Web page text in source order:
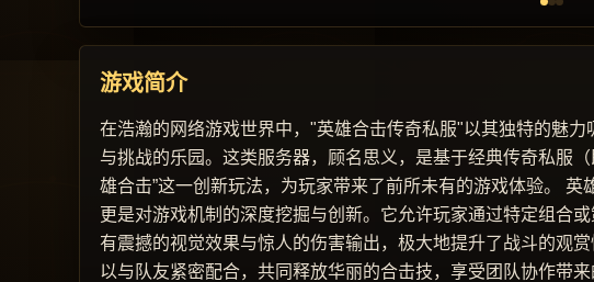
游戏简介
在浩瀚的网络游戏世界中，"英雄合击传奇私服"以其独特的魅
与挑战的乐园。这类服务器，顾名思义，是基于经典传奇私服
雄合击”这一创新玩法，为玩家带来了前所未有的游戏体验。 英
更是对游戏机制的深度挖掘与创新。它允许玩家通过特定组合
有震撼的视觉效果与惊人的伤害输出，极大地提升了战斗的观
以与队友紧密配合，共同释放华丽的合击技，享受团队协作带